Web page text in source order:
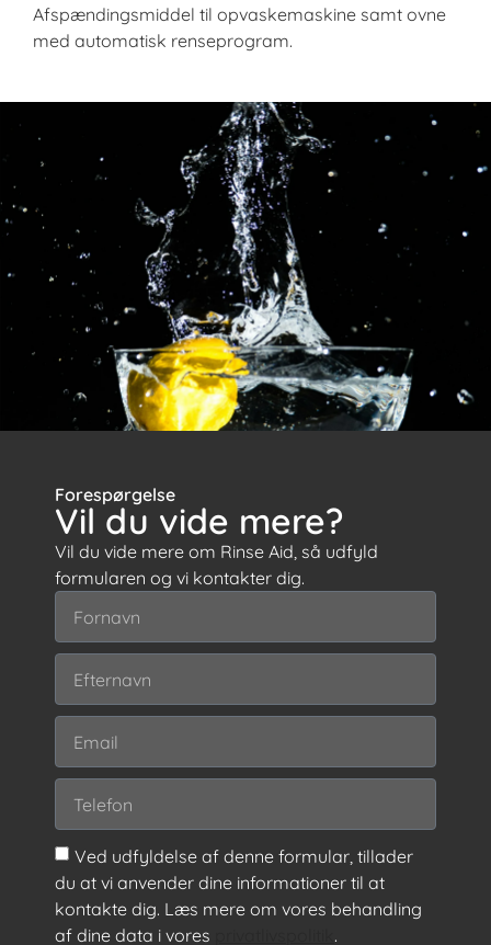
Afspændingsmiddel til opvaskemaskine samt ovne
med automatisk renseprogram.
Forespørgelse
Vil du vide mere?
Vil du vide mere om Rinse Aid, så udfyld
formularen og vi kontakter dig.
Ved udfyldelse af denne formular, tillader
du at vi anvender dine informationer til at
kontakte dig. Læs mere om vores behandling
af dine data i vores
.